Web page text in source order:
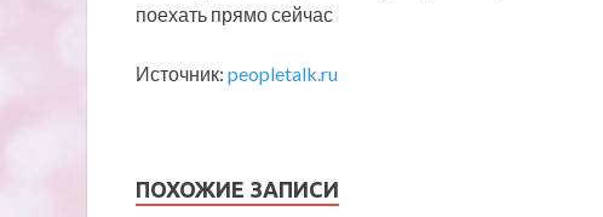
поехать прямо сейчас
Источник: peopletalk.ru
ПОХОЖИЕ ЗАПИСИ